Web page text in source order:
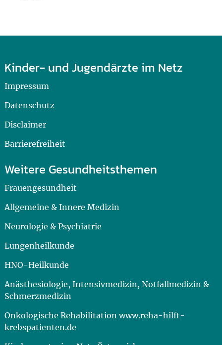
Kinder- und Jugendärzte im Netz
Impressum
Datenschutz
Disclaimer
Barrierefreiheit
Weitere Gesundheitsthemen
Frauengesundheit
Allgemeine & Innere Medizin
Neurologie & Psychiatrie
Lungenheilkunde
HNO-Heilkunde
Anästhesiologie, Intensivmedizin, Notfallmedizin &
Schmerzmedizin
Onkologische Rehabilitation www.reha-hilft-
krebspatienten.de